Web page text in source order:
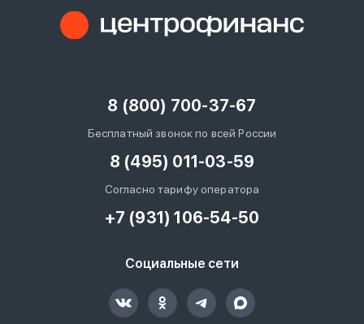
8 (800) 700-37-67
Бесплатный звонок по всей России
8 (495) 011-03-59
Согласно тарифу оператора
+7 (931) 106-54-50
Социальные сети